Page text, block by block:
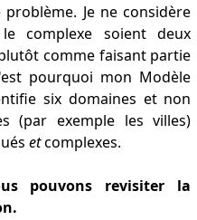
Je ne considère
complexe soient deux
comme faisant partie
pourquoi mon Modèle
six domaines et non
(par exemple les villes)
etcomplexes.
pouvons revisiter la